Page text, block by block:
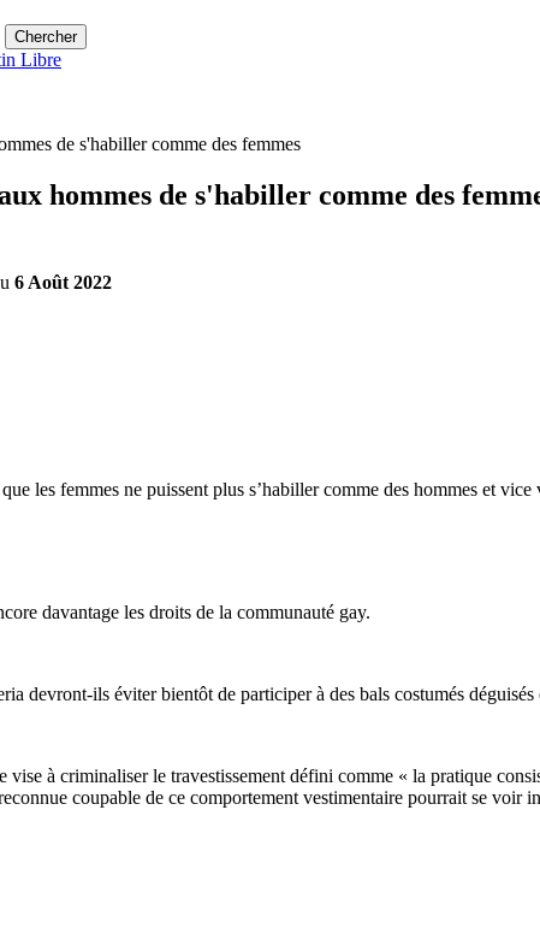
de s'habiller comme des femmes
hommes de s'habiller comme des
6 Août 2022
les femmes ne puissent plus s’habiller comme des hommes et vice
davantage les droits de la communauté gay.
devront-ils éviter bientôt de participer à des bals costumés
à criminaliser le travestissement défini comme « la pratique
coupable de ce comportement vestimentaire pourrait se